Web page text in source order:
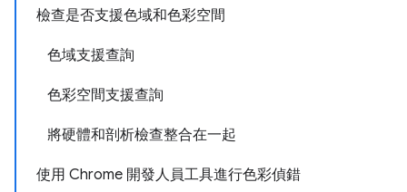
檢查是否支援色域和色彩空間
色域支援查詢
色彩空間支援查詢
將硬體和剖析檢查整合在一起
使用 Chrome 開發人員工具進行色彩偵錯